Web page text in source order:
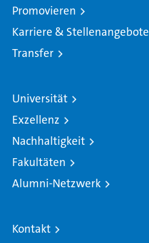
Promovieren
Karriere & Stellenangebote
Transfer
Universität
Exzellenz
Nachhaltigkeit
Fakultäten
Alumni-Netzwerk
Kontakt